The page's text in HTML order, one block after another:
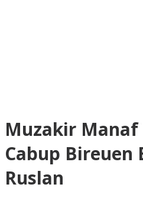
Muzakir Manaf
Cabup Bireuen
Ruslan